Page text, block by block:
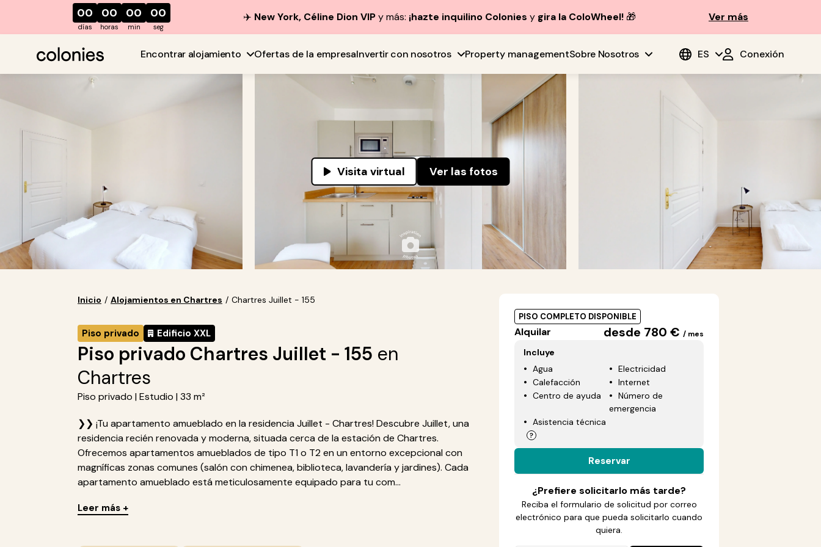
00
días
00
horas
00
min
00
seg
✈️ New York, Céline Dion VIPy más: ¡hazte inquilino Colonies y gira la ColoWheel! 🎁 Ver más
Encontrar alojamiento Ofertas de la empresaInvertir con nosotros Property managementSobre Nosotros ES Conexión
Visita virtual Ver las fotos
Inicio / Alojamientos en Chartres / Chartres Juillet - 155
Piso privado Edificio XXL
Piso privado Chartres Juillet - 155 en
Chartres
Piso privado | Estudio | 33 m²
❯❯ ¡Tu apartamento amueblado en la residencia Juillet - Chartres! Descubre Juillet, una
residencia recién renovada y moderna, situada cerca de la estación de Chartres.
Ofrecemos apartamentos amueblados de tipo T1 o T2 en un entorno excepcional con
magníficas zonas comunes (salón con chimenea, biblioteca, lavandería y jardines). Cada
apartamento amueblado está meticulosamente equipado para tu com...
Leer más +
PISO COMPLETO DISPONIBLE
Alquilar desde 780 € / mes
Incluye
Agua
Electricidad
Calefacción
Internet
Centro de ayuda
Número de
emergencia
Asistencia técnica
Reservar
¿Prefiere solicitarlo más tarde?
Reciba el formulario de solicitud por correo
electrónico para que pueda solicitarlo cuando
quiera.